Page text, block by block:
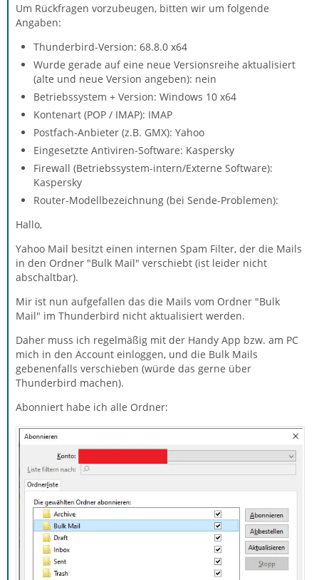
Um Rückfragen vorzubeugen, bitten wir um folgende
Angaben:
Thunderbird-Version: 68.8.0 x64
Wurde gerade auf eine neue Versionsreihe aktualisiert
(alte und neue Version angeben): nein
Betriebssystem + Version: Windows 10 x64
Kontenart (POP / IMAP): IMAP
Postfach-Anbieter (z.B. GMX): Yahoo
Eingesetzte Antiviren-Software: Kaspersky
Firewall (Betriebssystem-intern/Externe Software):
Kaspersky
Router-Modellbezeichnung (bei Sende-Problemen):
Hallo,
Yahoo Mail besitzt einen internen Spam Filter, der die Mails
in den Ordner "Bulk Mail" verschiebt (ist leider nicht
abschaltbar).
Mir ist nun aufgefallen das die Mails vom Ordner "Bulk
Mail" im Thunderbird nicht aktualisiert werden.
Daher muss ich regelmäßig mit der Handy App bzw. am PC
mich in den Account einloggen, und die Bulk Mails
gebenenfalls verschieben (würde das gerne über
Thunderbird machen).
Abonniert habe ich alle Ordner: